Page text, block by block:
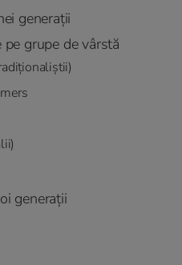
generații
grupe de vârstă
generații